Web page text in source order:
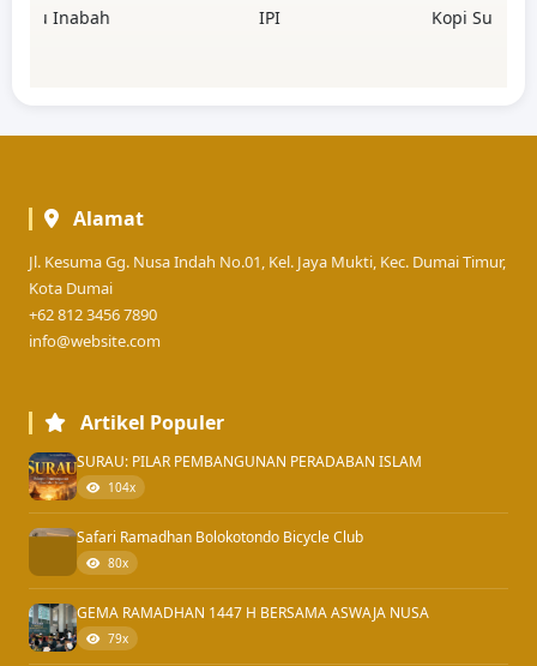
Alamat
Jl. Kesuma Gg. Nusa Indah No.01, Kel. Jaya Mukti, Kec. Dumai Timur,
Kota Dumai
+62 812 3456 7890
info@website.com
Artikel Populer
SURAU: PILAR PEMBANGUNAN PERADABAN ISLAM
104x
Safari Ramadhan Bolokotondo Bicycle Club
80x
GEMA RAMADHAN 1447 H BERSAMA ASWAJA NUSA
79x